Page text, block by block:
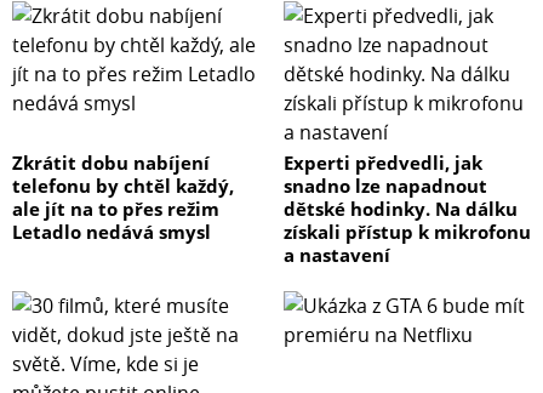
Zkrátit dobu nabíjení
telefonu by chtěl každý,
ale jít na to přes režim
Letadlo nedává smysl
Experti předvedli, jak
snadno lze napadnout
dětské hodinky. Na dálku
získali přístup k mikrofonu
a nastavení